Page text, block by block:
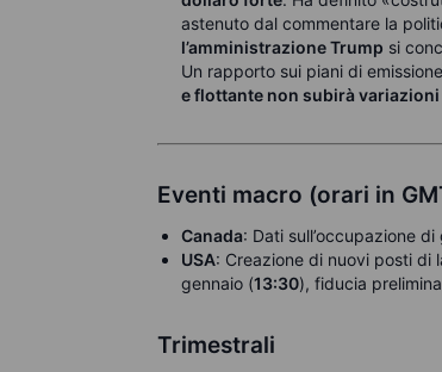
astenuto dal commentare la
l’amministrazione Trump si
Un rapporto sui piani di
e flottante non subirà
Eventi macro (orari in
Canada: Dati sull’occupazione di
USA: Creazione di nuovi posti di
gennaio (13:30), fiducia
Trimestrali